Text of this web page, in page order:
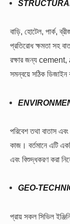
বাড়ি, হোটেল, পার্ক,
প্রতিরোধ ক্ষমতা সহ
রক্ষার জন্য
সমন্বয়ে সঠিক ডিজাইন
পরিবেশ তথা বাতাস
কাজ। বর্তমানে এটি
এবং বিশুদ্ধকরণ করা
GEO-
প্রায় সকল সিভিল